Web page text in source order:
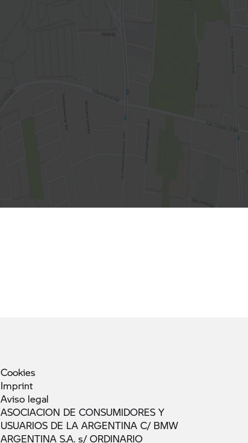
Cookies
Imprint
Aviso legal
ASOCIACION DE CONSUMIDORES Y
USUARIOS DE LA ARGENTINA C/ BMW
ARGENTINA S.A. s/ORDINARIO